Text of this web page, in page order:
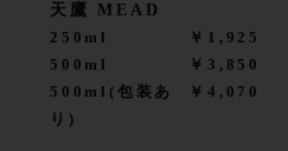
天鷹 MEAD
250ml
￥1,925
500ml
￥3,850
500ml(包装あ
り)
￥4,070